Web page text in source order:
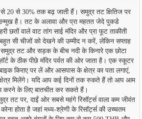
20 से 30% तक बढ़ जाती हैं। समुद्र तट क्षितिज पर
है। तट के अलावा और प्रा महतत जेदे पुकडे
छतों वाले वाट तांग साई मंदिर और प्रा फूट ताकीती
सी चीजों को देखने की उम्मीद न करें, लेकिन सप्ताह
समुद्र तट और सड़क के बीच नदी के किनारे एक छोटा
के ठीक पीछे मंदिर पर्वत की ओर जाता है। एक स्कूटर
किराए पर लें और आसपास के क्षेत्र का पता लगाएं,
मिलेंगे। यदि आप कई दिनों तक रुकते हैं तो आप आम
करने के लिए बातचीत कर सकते हैं।
तट पर, दाईं ओर सबसे महंगे रिसॉर्ट्स वाला कम जीवंत
होता है जहां मध्य-श्रेणी के रिसॉर्ट्स की उच्चतम